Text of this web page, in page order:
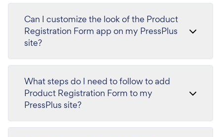
Can I customize the look of the Product
Registration Form app on my PressPlus
site?
What steps do I need to follow to add
Product Registration Form to my
PressPlus site?